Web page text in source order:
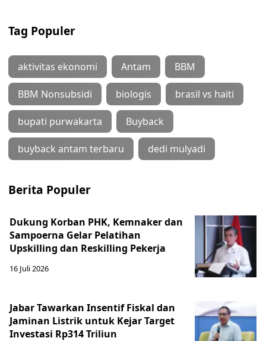
Tag Populer
aktivitas ekonomi Antam BBM
BBM Nonsubsidi biologis brasil vs haiti
bupati purwakarta Buyback
buyback antam terbaru dedi mulyadi
Berita Populer
Dukung Korban PHK, Kemnaker dan
Sampoerna Gelar Pelatihan
Upskilling dan Reskilling Pekerja
16 Juli 2026
Jabar Tawarkan Insentif Fiskal dan
Jaminan Listrik untuk Kejar Target
Investasi Rp314 Triliun